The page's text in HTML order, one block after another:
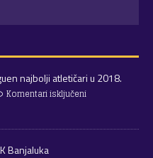
najbolji atletičari u 2018.
Komentari isključeni
Banjaluka